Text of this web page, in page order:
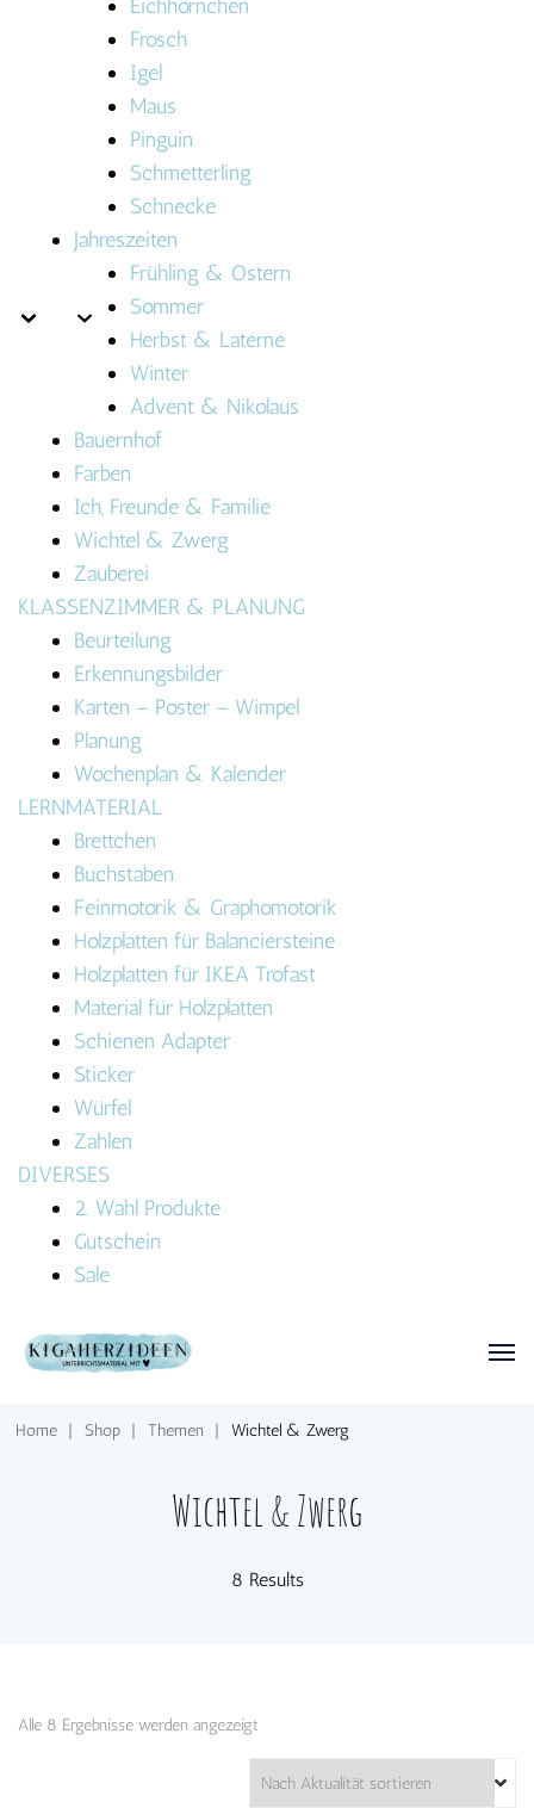
Eichhörnchen
Frosch
Igel
Maus
Pinguin
Schmetterling
Schnecke
Jahreszeiten
Frühling & Ostern
Sommer
Herbst & Laterne
Winter
Advent & Nikolaus
Bauernhof
Farben
Ich, Freunde & Familie
Wichtel & Zwerg
Zauberei
KLASSENZIMMER & PLANUNG
Beurteilung
Erkennungsbilder
Karten – Poster – Wimpel
Planung
Wochenplan & Kalender
LERNMATERIAL
Brettchen
Buchstaben
Feinmotorik & Graphomotorik
Holzplatten für Balanciersteine
Holzplatten für IKEA Trofast
Material für Holzplatten
Schienen Adapter
Sticker
Würfel
Zahlen
DIVERSES
2. Wahl Produkte
Gutschein
Sale
Home | Shop | Themen | Wichtel & Zwerg
Wichtel & Zwerg
8 Results
Alle 8 Ergebnisse werden angezeigt
sortiert